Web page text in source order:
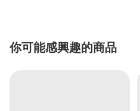
你可能感興趣的商品